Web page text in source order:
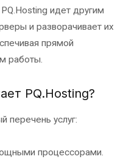
идет другим
и разворачивает их
прямой
работы.
PQ.Hosting?
перечень услуг:
процессорами.